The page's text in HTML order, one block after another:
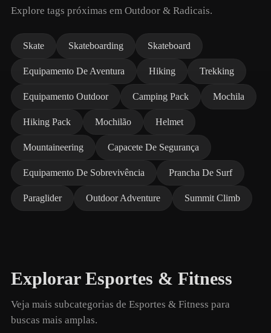
Explore tags próximas em Outdoor & Radicais.
Skate Skateboarding Skateboard
Equipamento De Aventura Hiking Trekking
Equipamento Outdoor Camping Pack Mochila
Hiking Pack Mochilão Helmet
Mountaineering Capacete De Segurança
Equipamento De Sobrevivência Prancha De Surf
Paraglider Outdoor Adventure Summit Climb
Explorar Esportes & Fitness
Veja mais subcategorias de Esportes & Fitness para
buscas mais amplas.